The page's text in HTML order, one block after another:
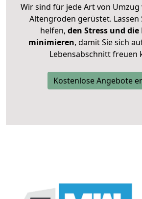
Wir sind für jede Art von Umzug
Altengroden gerüstet. Lassen
helfen, den Stress und die
minimieren, damit Sie sich
Lebensabschnitt freuen
Kostenlose Angebote